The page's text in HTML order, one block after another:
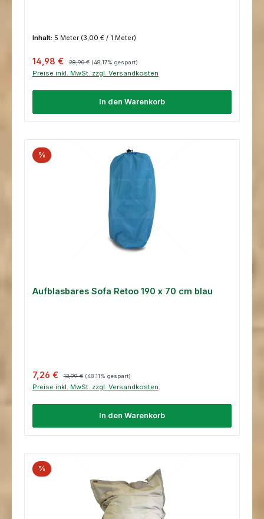
Inhalt: 5 Meter (3,00 € / 1 Meter)
Verkaufspreis:
14,98 € 28,90 € (48.17% gespart)
Preise inkl. MwSt. zzgl. Versandkosten
In den Warenkorb
%
Aufblasbares Sofa Retoo 190 x 70 cm blau
Verkaufspreis:
7,26 € 13,99 € (48.11% gespart)
Preise inkl. MwSt. zzgl. Versandkosten
In den Warenkorb
%